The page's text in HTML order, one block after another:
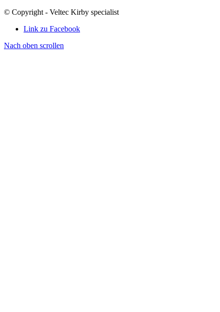
© Copyright - Veltec Kirby specialist
Link zu Facebook
Nach oben scrollen